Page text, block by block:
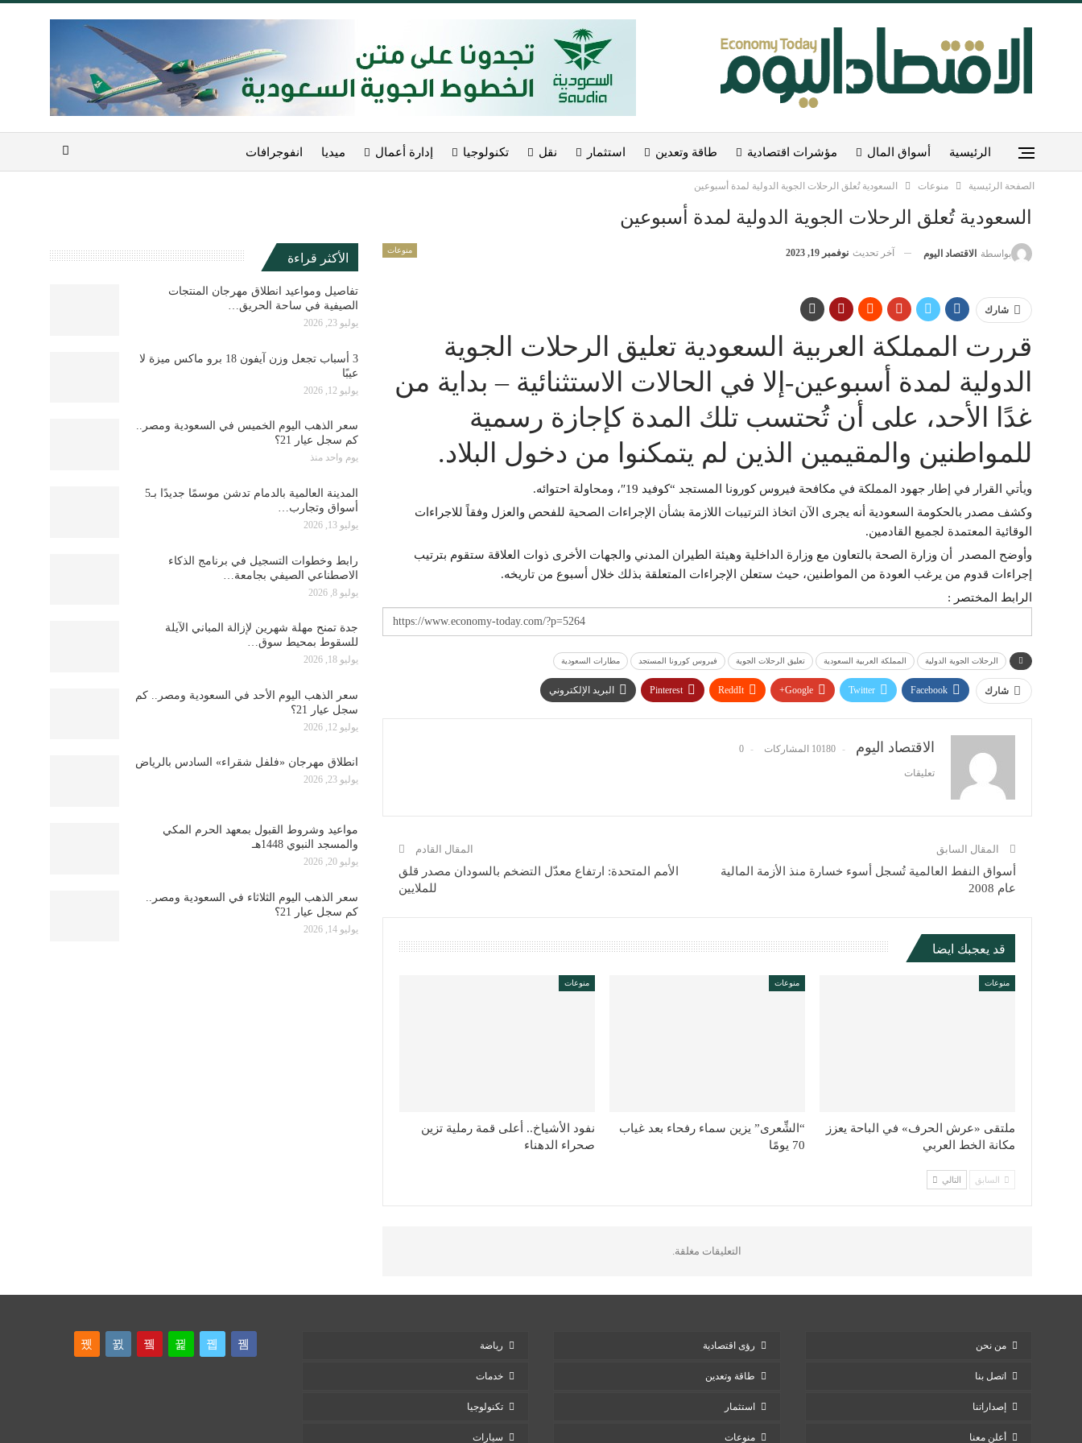
الرئيسية أسواق المال مؤشرات اقتصادية طاقة وتعدين استثمار نقل تكنولوجيا إدارة أعمال ميديا انفوجرافات
الصفحة الرئيسية منوعات السعودية تُعلق الرحلات الجوية الدولية لمدة أسبوعين
السعودية تُعلق الرحلات الجوية الدولية لمدة أسبوعين
منوعات بواسطة الاقتصاد اليوم آخر تحديث نوفمبر 19, 2023
شارك
قررت المملكة العربية السعودية تعليق الرحلات الجوية
الدولية لمدة أسبوعين-إلا في الحالات الاستثنائية – بداية من
غدًا الأحد، على أن تُحتسب تلك المدة كإجازة رسمية
للمواطنين والمقيمين الذين لم يتمكنوا من دخول البلاد.
ويأتي القرار في إطار جهود المملكة في مكافحة فيروس كورونا المستجد “كوفيد 19″، ومحاولة احتوائه.
وكشف مصدر بالحكومة السعودية أنه يجرى الآن اتخاذ
الترتيبات اللازمة بشأن الإجراءات الصحية للفحص والعزل وفقاً للاجراءات
الوقائية المعتمدة لجميع القادمين.
وأوضح المصدر
أن وزارة الصحة بالتعاون مع وزارة الداخلية وهيئة الطيران المدني والجهات الأخرى ذوات العلاقة ستقوم بترتيب
إجراءات قدوم من يرغب العودة من المواطنين، حيث ستعلن الإجراءات المتعلقة بذلك خلال أسبوع من تاريخه.
الرابط المختصر :
الرحلات الجوية الدولية المملكة العربية السعودية تعليق الرحلات الجوية فيروس كورونا المستجد مطارات السعودية
شارك Facebook
Twitter
Google+
ReddIt
Pinterest البريد الإلكتروني
الاقتصاد اليوم 10180 المشاركات 0
تعليقات
المقال السابق
أسواق النفط العالمية تُسجل أسوء خسارة منذ الأزمة المالية
عام 2008
المقال القادم
الأمم المتحدة: ارتفاع معدّل التضخم بالسودان مصدر قلق
للملايين
قد يعجبك ايضا
منوعات
ملتقى «عرش الحرف» في الباحة يعزز
مكانة الخط العربي
منوعات
“الشِّعرى” يزين سماء رفحاء بعد غياب
70 يومًا
منوعات
نفود الأشياخ.. أعلى قمة رملية تزين
صحراء الدهناء
السابق التالي
التعليقات مغلقة.
الأكثر قراءة
تفاصيل ومواعيد انطلاق مهرجان المنتجات
الصيفية في ساحة الحريق…
يوليو 23, 2026
3 أسباب تجعل وزن آيفون 18 برو ماكس ميزة لا
عيبًا
يوليو 12, 2026
سعر الذهب اليوم الخميس في السعودية ومصر..
كم سجل عيار 21؟
يوم واحد منذ
المدينة العالمية بالدمام تدشن موسمًا جديدًا بـ5
أسواق وتجارب…
يوليو 13, 2026
رابط وخطوات التسجيل في برنامج الذكاء
الاصطناعي الصيفي بجامعة…
يوليو 8, 2026
جدة تمنح مهلة شهرين لإزالة المباني الآيلة
للسقوط بمحيط سوق…
يوليو 18, 2026
سعر الذهب اليوم الأحد في السعودية ومصر.. كم
سجل عيار 21؟
يوليو 12, 2026
انطلاق مهرجان «فلفل شقراء» السادس بالرياض
يوليو 23, 2026
مواعيد وشروط القبول بمعهد الحرم المكي
والمسجد النبوي 1448هـ
يوليو 20, 2026
سعر الذهب اليوم الثلاثاء في السعودية ومصر..
كم سجل عيار 21؟
يوليو 14, 2026
من نحن
اتصل بنا
إصداراتنا
أعلن معنا
رؤى اقتصادية
طاقة وتعدين
استثمار
منوعات
رياضة
خدمات
تكنولوجيا
سيارات